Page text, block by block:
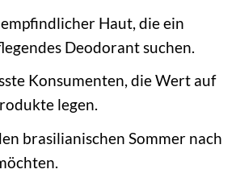
Haut, die ein
Deodorant suchen.
Konsumenten, die Wert auf
legen.
brasilianischen Sommer nach